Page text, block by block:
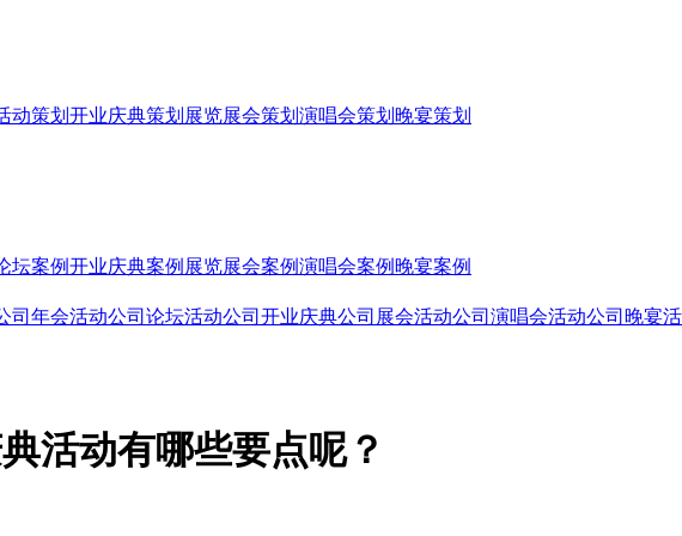
动策划 开业庆典策划 展览展会策划 演唱会策划 晚宴策划
坛案例开业庆典案例 展览展会案例演唱会案例 晚宴案例
司 年会活动公司 论坛活动公司 开业庆典公司 展会活动公司 演唱会活动公司 晚宴
活动有哪些要点呢？